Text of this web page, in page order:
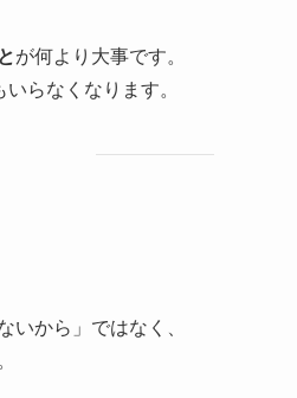
が何より大事です。
らなくなります。
いから」ではなく、